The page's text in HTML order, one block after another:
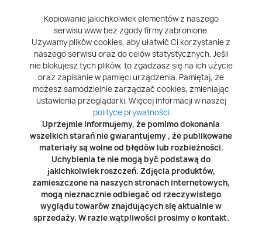
Kopiowanie jakichkolwiek elementów z naszego
serwisu www bez zgody firmy zabronione.
Używamy plików cookies, aby ułatwić Ci korzystanie z
naszego serwisu oraz do celów statystycznych. Jeśli
nie blokujesz tych plików, to zgadzasz się na ich użycie
oraz zapisanie w pamięci urządzenia. Pamiętaj, że
możesz samodzielnie zarządzać cookies, zmieniając
ustawienia przeglądarki. Więcej informacji w naszej
polityce prywatności
Uprzejmie informujemy, że pomimo dokonania
wszelkich starań nie gwarantujemy , że publikowane
materiały są wolne od błędów lub rozbieżności.
Uchybienia te nie mogą być podstawą do
jakichkolwiek roszczeń. Zdjęcia produktów,
zamieszczone na naszych stronach internetowych,
mogą nieznacznie odbiegać od rzeczywistego
wyglądu towarów znajdujących się aktualnie w
sprzedaży. W razie wątpliwości prosimy o kontakt.